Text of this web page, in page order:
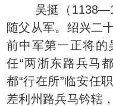
吴挺（
随父从军。绍兴二
前中军第一正将的
任“两浙东路兵马
都“行在所”临安任
差利州路兵马钤辖